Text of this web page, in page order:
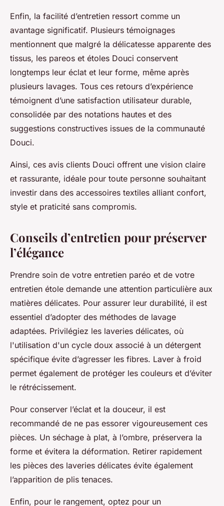
Enfin, la facilité d’entretien ressort comme un
avantage significatif. Plusieurs témoignages
mentionnent que malgré la délicatesse apparente des
tissus, les pareos et étoles Douci conservent
longtemps leur éclat et leur forme, même après
plusieurs lavages. Tous ces retours d’expérience
témoignent d’une satisfaction utilisateur durable,
consolidée par des notations hautes et des
suggestions constructives issues de la communauté
Douci.
Ainsi, ces avis clients Douci offrent une vision claire
et rassurante, idéale pour toute personne souhaitant
investir dans des accessoires textiles alliant confort,
style et praticité sans compromis.
Conseils d’entretien pour préserver
l’élégance
Prendre soin de votre entretien paréo et de votre
entretien étole demande une attention particulière aux
matières délicates. Pour assurer leur durabilité, il est
essentiel d’adopter des méthodes de lavage
adaptées. Privilégiez les laveries délicates, où
l'utilisation d'un cycle doux associé à un détergent
spécifique évite d’agresser les fibres. Laver à froid
permet également de protéger les couleurs et d’éviter
le rétrécissement.
Pour conserver l’éclat et la douceur, il est
recommandé de ne pas essorer vigoureusement ces
pièces. Un séchage à plat, à l’ombre, préservera la
forme et évitera la déformation. Retirer rapidement
les pièces des laveries délicates évite également
l’apparition de plis tenaces.
Enfin, pour le rangement, optez pour un